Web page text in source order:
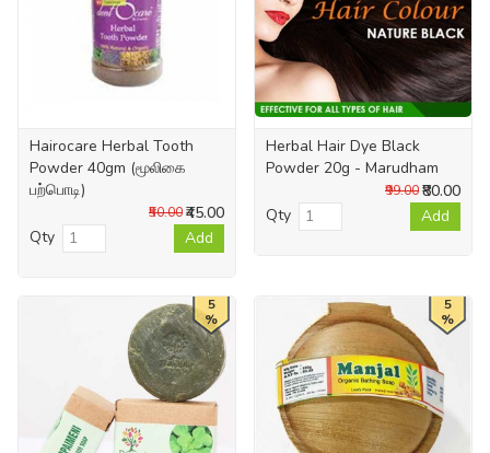
Hairocare Herbal Tooth
Powder 40gm (மூலிகை
பற்பொடி)
₹45.00
₹50.00
Qty Add
Herbal Hair Dye Black
Powder 20g - Marudham
₹80.00
₹99.00
Qty Add
5
%
5
%